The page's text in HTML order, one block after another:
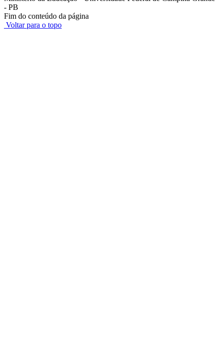
- PB
Fim do conteúdo da página
Voltar para o topo